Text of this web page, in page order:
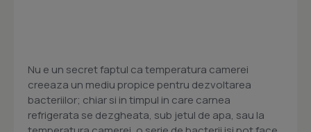
Nu e un secret faptul ca temperatura camerei
creeaza un mediu propice pentru dezvoltarea
bacteriilor; chiar si in timpul in care carnea
refrigerata se dezgheata, sub jetul de apa, sau la